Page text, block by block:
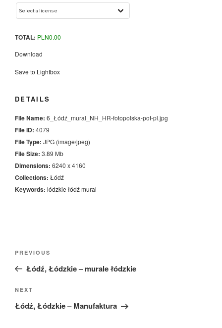
TOTAL: PLN0.00
Download
Save to Lightbox
DETAILS
File Name: 6_Łódź_mural_NH_HR-fotopolska-pot-pl.jpg
File ID: 4079
File Type: JPG (image/jpeg)
File Size: 3.89 Mb
Dimensions: 6240 x 4160
Collections: Łódź
Keywords: lódzkie łódźmural
Previous
Post
PREVIOUS
Łódź, Łódzkie – murale łódzkie
Next
Post
NEXT
Łódź, Łódzkie – Manufaktura